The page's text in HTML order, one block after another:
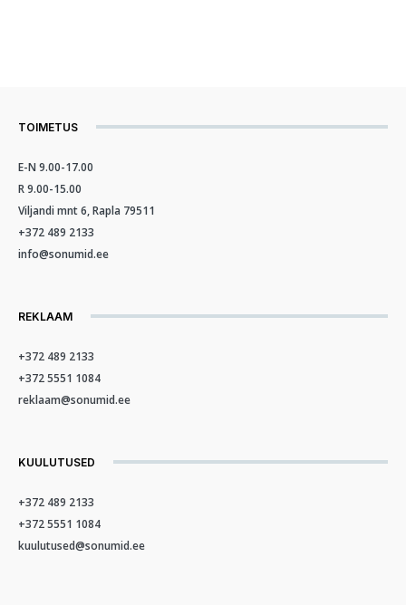
TOIMETUS
E-N 9.00-17.00
R 9.00-15.00
Viljandi mnt 6, Rapla 79511
+372 489 2133
info@sonumid.ee
REKLAAM
+372 489 2133
+372 5551 1084
reklaam@sonumid.ee
KUULUTUSED
+372 489 2133
+372 5551 1084
kuulutused@sonumid.ee